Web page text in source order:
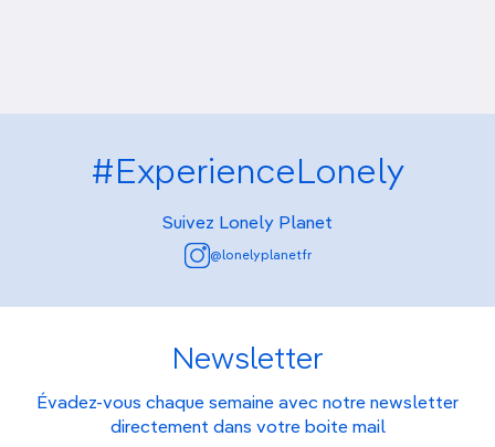
#ExperienceLonely
Suivez Lonely Planet
@lonelyplanetfr
Newsletter
Évadez-vous chaque semaine avec notre newsletter
directement dans votre boite mail